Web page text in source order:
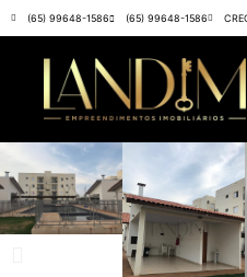
(65) 99648-1586 (65) 99648-1586